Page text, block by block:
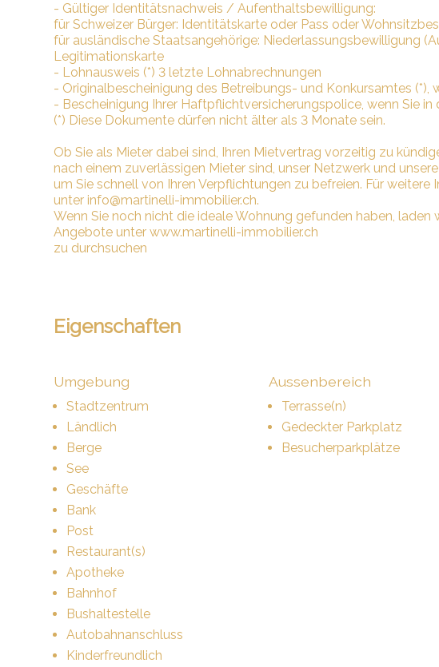
- Gültiger Identitätsnachweis / Aufenthaltsbewilligung:
für Schweizer Bürger: Identitätskarte oder Pass oder
für ausländische Staatsangehörige: Niederlassungsbewilligung
Legitimationskarte
- Lohnausweis (*) 3 letzte Lohnabrechnungen
- Originalbescheinigung des Betreibungs- und Konkursamtes (*),
- Bescheinigung Ihrer Haftpflichtversicherungspolice, wenn Sie in
(*) Diese Dokumente dürfen nicht älter als 3 Monate sein.
Ob Sie als Mieter dabei sind, Ihren Mietvertrag vorzeitig zu
nach einem zuverlässigen Mieter sind, unser Netzwerk und
um Sie schnell von Ihren Verpflichtungen zu befreien. Für weitere
unter info@martinelli-immobilier.ch.
Wenn Sie noch nicht die ideale Wohnung gefunden haben, laden
Angebote unter www.martinelli-immobilier.ch
zu durchsuchen
Eigenschaften
Umgebung
Stadtzentrum
Ländlich
Berge
See
Geschäfte
Bank
Post
Restaurant(s)
Apotheke
Bahnhof
Bushaltestelle
Autobahnanschluss
Kinderfreundlich
Aussenbereich
Terrasse(n)
Gedeckter Parkplatz
Besucherparkplätze